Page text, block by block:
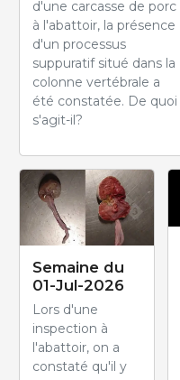
d'une carcasse de porc
à l'abattoir, la présence
d'un processus
suppuratif situé dans la
colonne vertébrale a
été constatée. De quoi
s'agit-il?
Semaine du
01-Jul-2026
Lors d'une
inspection à
l'abattoir, on a
constaté qu'il y